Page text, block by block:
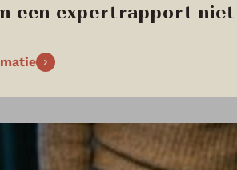
een expertrapport